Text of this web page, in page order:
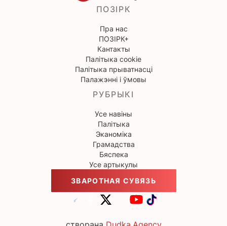
ПОЗІРК
Пра нас
ПОЗІРК+
Кантакты
Палітыка cookie
Палітыка прыватнасці
Палажэнні і ўмовы
РУБРЫКІ
Усе навіны
Палітыка
Эканоміка
Грамадства
Бяспека
Усе артыкулы
ЗВАРОТНАЯ СУВЯЗЬ